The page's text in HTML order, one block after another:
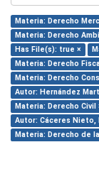
Materia: Derecho
Materia: Derecho
Has File(s): true ×
Materia: Derecho
Materia: Derecho
Autor: Hernández
Materia: Derecho Civil
Autor: Cáceres Nieto,
Materia: Derecho de